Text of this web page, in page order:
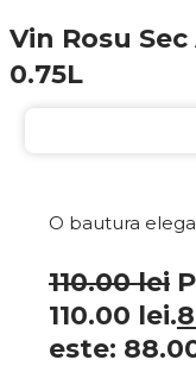
Vin Rosu
0.75L
O bautura
110.00lei
110.00 lei.
este: